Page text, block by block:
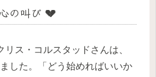
の叫び 💔
ス・コルスタッドさんは、
した。「どう始めればいいか